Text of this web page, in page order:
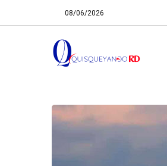
08/06/2026